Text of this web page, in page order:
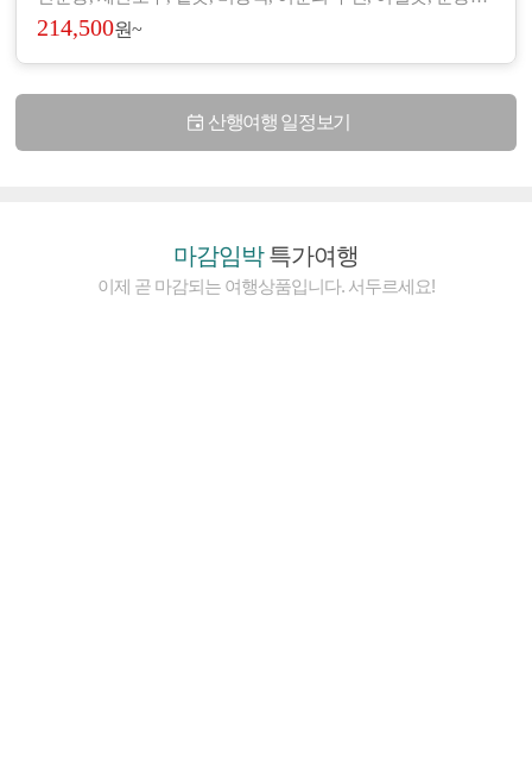
214,500원~
산행여행 일정보기
마감임박특가여행
이제 곧 마감되는 여행상품입니다. 서두르세요!